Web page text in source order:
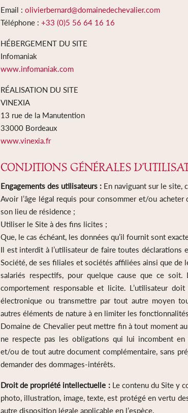
Email : olivierbernard@domainedechevalier.com
Téléphone : +33 (0)5 56 64 16 16
HÉBERGEMENT DU SITE
Infomaniak
www.infomaniak.com
RÉALISATION DU SITE
VINEXIA
13 rue de la Manutention
33000 Bordeaux
www.vinexia.fr
CONDITIONS GÉNÉRALES
Engagements des utilisateurs : En naviguant sur le site,
Avoir l’âge légal requis pour consommer et/ou
son lieu de résidence ;
Utiliser le Site à des fins licites ;
Que, le cas échéant, les données qu’il fournit sont
Il est interdit à l’utilisateur de faire toutes déclarations
Société, de ses filiales et sociétés affiliées ainsi que de
salariés respectifs, pour quelque cause que ce
comportement responsable et licite. L’utilisateur doit
électronique ou transmettre par tout autre moyen
autres éléments de nature à en limiter les
Domaine de Chevalier peut mettre fin à tout moment
ne respecte pas les obligations qui lui incombent
et/ou de tout autre document complémentaire, sans
demander des dommages-intérêts.
Droit de propriété intellectuelle : Le contenu du Site y
photo, illustration, image, texte, est protégé en vertu
autre disposition légale applicable en l’espèce.